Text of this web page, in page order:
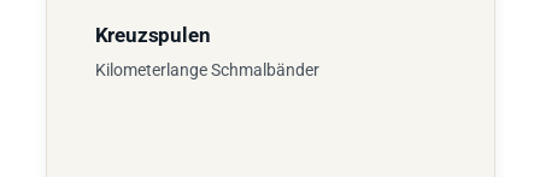
Kreuzspulen
Kilometerlange Schmalbänder